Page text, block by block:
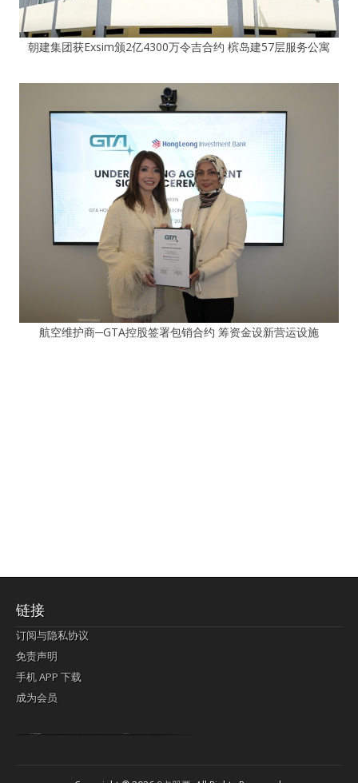
朝建集团获Exsim颁2亿4300万令吉合约 槟岛建57层服务公寓
航空维护商─GTA控股签署包销合约 筹资金设新营运设施
链接
订阅与隐私协议
免责声明
手机 APP 下载
成为会员